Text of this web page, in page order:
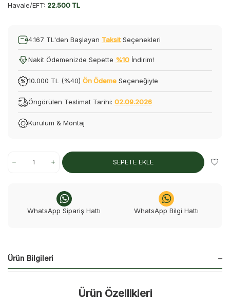
Havale/EFT: 22.500 TL
4.167 TL'den Başlayan Taksit Seçenekleri
Nakit Ödemenizde Sepette %10 İndirim!
10.000 TL (%40) Ön Ödeme Seçeneğiyle
Öngörülen Teslimat Tarihi: 02.09.2026
Kurulum & Montaj
SEPETE EKLE
WhatsApp Sipariş Hattı WhatsApp Bilgi Hattı
Ürün Bilgileri
Ürün Özellikleri